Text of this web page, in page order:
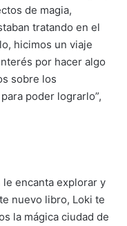
de magia,
tratando en el
hicimos un viaje
por hacer algo
sobre los
poder lograrlo”,
le encanta explorar y
nuevo libro, Loki te
la mágica ciudad de